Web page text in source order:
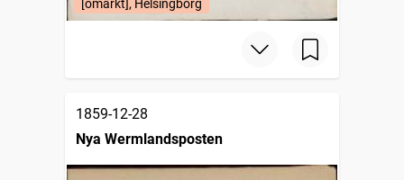
[omärkt], Helsingborg
1859-12-28
Nya Wermlandsposten